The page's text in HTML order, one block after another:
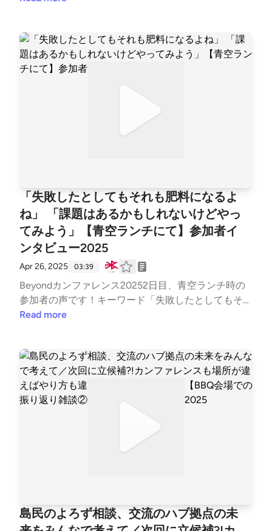
「失敗したとしてもそれも肥料になるよ
ね」 「課題はあるかもしれないけどやっ
てみよう」【青空ランチにて】参加者イ
ンタビュー2025
Apr 26, 2025 03:39
Beyondカンファレンス20252日目、青空ランチ時の
参加者の声です！キーワード「失敗したとしてもそれ
も肥料になるよね」「課題はあるかもしれないけどや
Read more
島民のよろず相談、交流のハブ拠点の未